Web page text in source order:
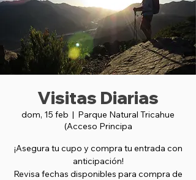
Visitas Diarias
dom, 15 feb
  |
Parque Natural Tricahue
(Acceso Principa
¡Asegura tu cupo y compra tu entrada con
anticipación!
Revisa fechas disponibles para compra de